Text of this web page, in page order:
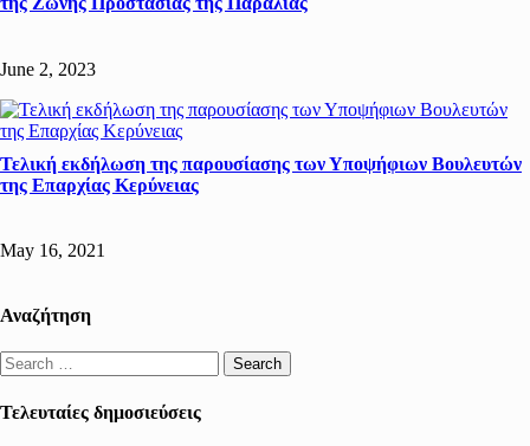
June 2, 2023
Τελική εκδήλωση της παρουσίασης των Υποψήφιων Βουλευτών
της Επαρχίας Κερύνειας
May 16, 2021
Αναζήτηση
Search
for:
Τελευταίες δημοσιεύσεις